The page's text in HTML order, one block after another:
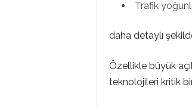
Trafik
daha detaylı
Özellikle büyük
teknolojileri kritik